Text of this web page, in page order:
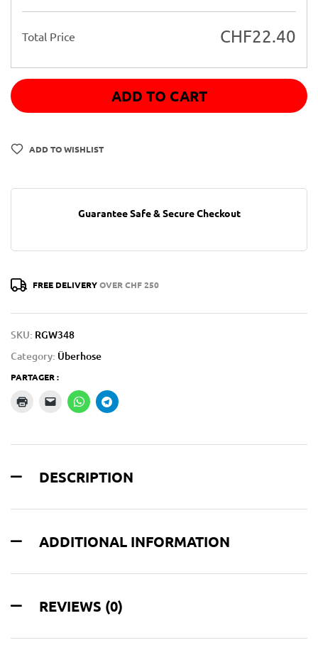
Total Price CHF22.40
ADD TO CART
ADD TO WISHLIST
Guarantee Safe & Secure Checkout
FREE DELIVERYOVER CHF 250
SKU: RGW348
Category: Überhose
PARTAGER :
DESCRIPTION
ADDITIONAL INFORMATION
REVIEWS (0)